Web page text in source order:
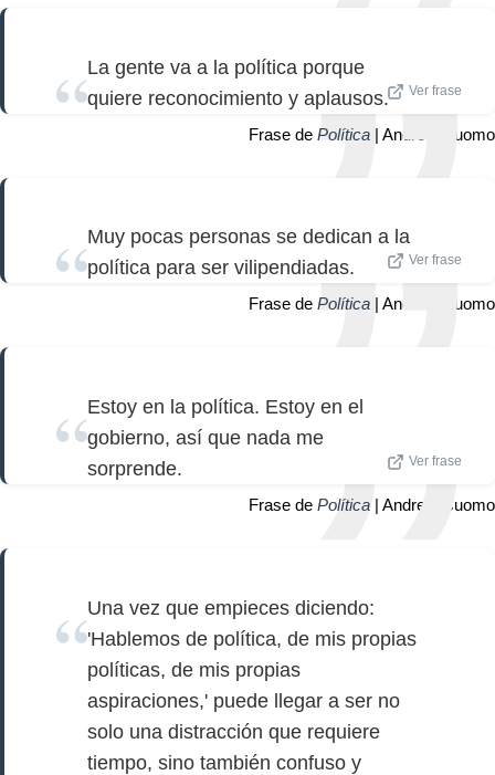
La gente va a la política porque
quiere reconocimiento y aplausos.
Ver frase
Frase de Política | Andrew Cuomo
Muy pocas personas se dedican a la
política para ser vilipendiadas.
Ver frase
Frase de Política | Andrew Cuomo
Estoy en la política. Estoy en el
gobierno, así que nada me
sorprende.
Ver frase
Frase de Política | Andrew Cuomo
Una vez que empieces diciendo:
'Hablemos de política, de mis propias
políticas, de mis propias
aspiraciones,' puede llegar a ser no
solo una distracción que requiere
tiempo, sino también confuso y